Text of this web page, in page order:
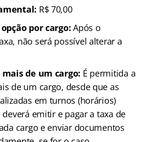
R$ 70,00
por cargo: Após o
não será possível alterar a
de um cargo: É permitida a
de um cargo, desde que as
em turnos (horários)
emitir e pagar a taxa de
cargo e enviar documentos